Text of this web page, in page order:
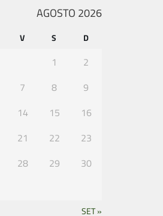
AGOSTO 2026
V S D
1
2
7 8
9
14 15
16
21 22
23
28 29
30
SET »